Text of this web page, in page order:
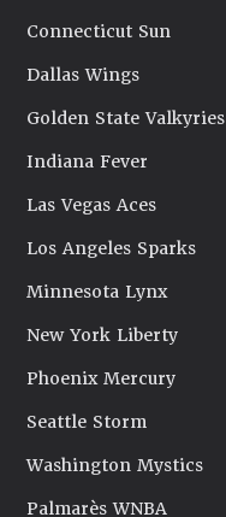
Connecticut Sun
Dallas Wings
Golden State Valkyries
Indiana Fever
Las Vegas Aces
Los Angeles Sparks
Minnesota Lynx
New York Liberty
Phoenix Mercury
Seattle Storm
Washington Mystics
Palmarès WNBA